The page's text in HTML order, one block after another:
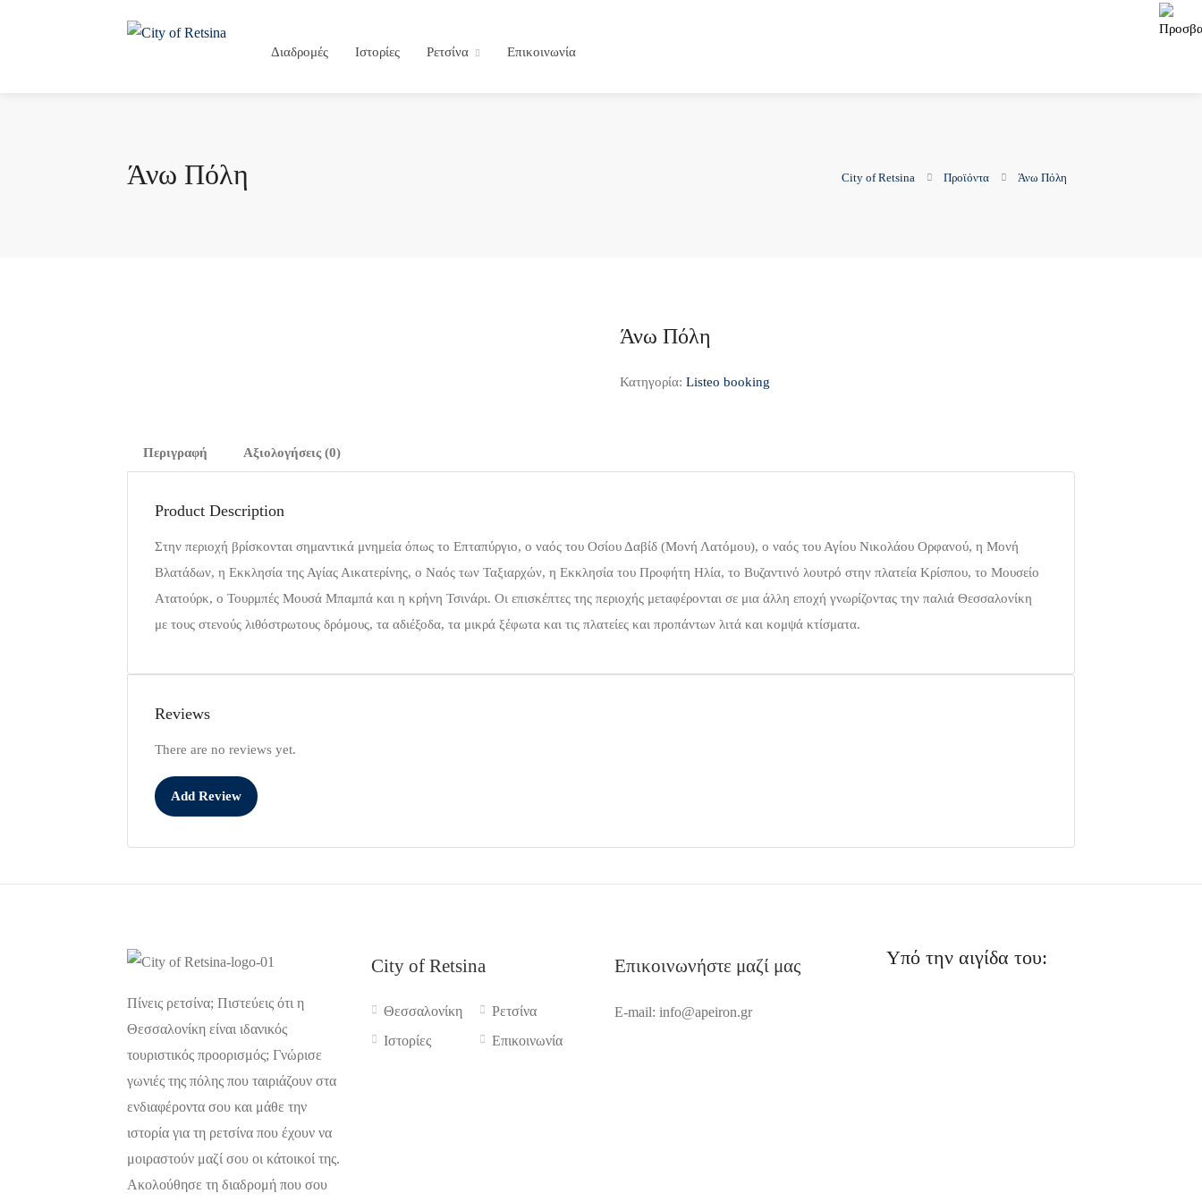
Διαδρομές Ιστορίες Ρετσίνα Επικοινωνία
Άνω Πόλη City of Retsina Προϊόντα Άνω Πόλη
Άνω Πόλη
Κατηγορία:Listeo booking
Περιγραφή Αξιολογήσεις (0)
Product Description
Στην περιοχή βρίσκονται σημαντικά μνημεία όπως το Επταπύργιο, ο ναός του Οσίου Δαβίδ (Μονή Λατόμου), ο ναός του Αγίου Νικολάου Ορφανού, η Μονή
Βλατάδων, η Εκκλησία της Αγίας Αικατερίνης, ο Ναός των Ταξιαρχών, η Εκκλησία του Προφήτη Ηλία, το Βυζαντινό λουτρό στην πλατεία Κρίσπου, το Μουσείο
Ατατούρκ, ο Τουρμπές Μουσά Μπαμπά και η κρήνη Τσινάρι. Οι επισκέπτες της περιοχής μεταφέρονται σε μια άλλη εποχή γνωρίζοντας την παλιά Θεσσαλονίκη
με τους στενούς λιθόστρωτους δρόμους, τα αδιέξοδα, τα μικρά ξέφωτα και τις πλατείες και προπάντων λιτά και κομψά κτίσματα.
Reviews
There are no reviews yet.
Add Review
Πίνεις ρετσίνα; Πιστεύεις ότι η
Θεσσαλονίκη είναι ιδανικός
τουριστικός προορισμός; Γνώρισε
γωνιές της πόλης που ταιριάζουν στα
ενδιαφέροντα σου και μάθε την
ιστορία για τη ρετσίνα που έχουν να
μοιραστούν μαζί σου οι κάτοικοί της.
Ακολούθησε τη διαδρομή που σου
City of Retsina
Θεσσαλονίκη
Ιστορίες
Ρετσίνα
Επικοινωνία
Επικοινωνήστε μαζί μας
E-mail: info@apeiron.gr
Υπό την αιγίδα του: